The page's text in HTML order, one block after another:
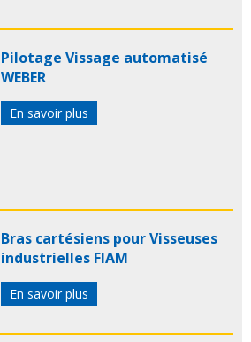
Pilotage Vissage automatisé
WEBER
En savoir plus
Bras cartésiens pour Visseuses
industrielles FIAM
En savoir plus